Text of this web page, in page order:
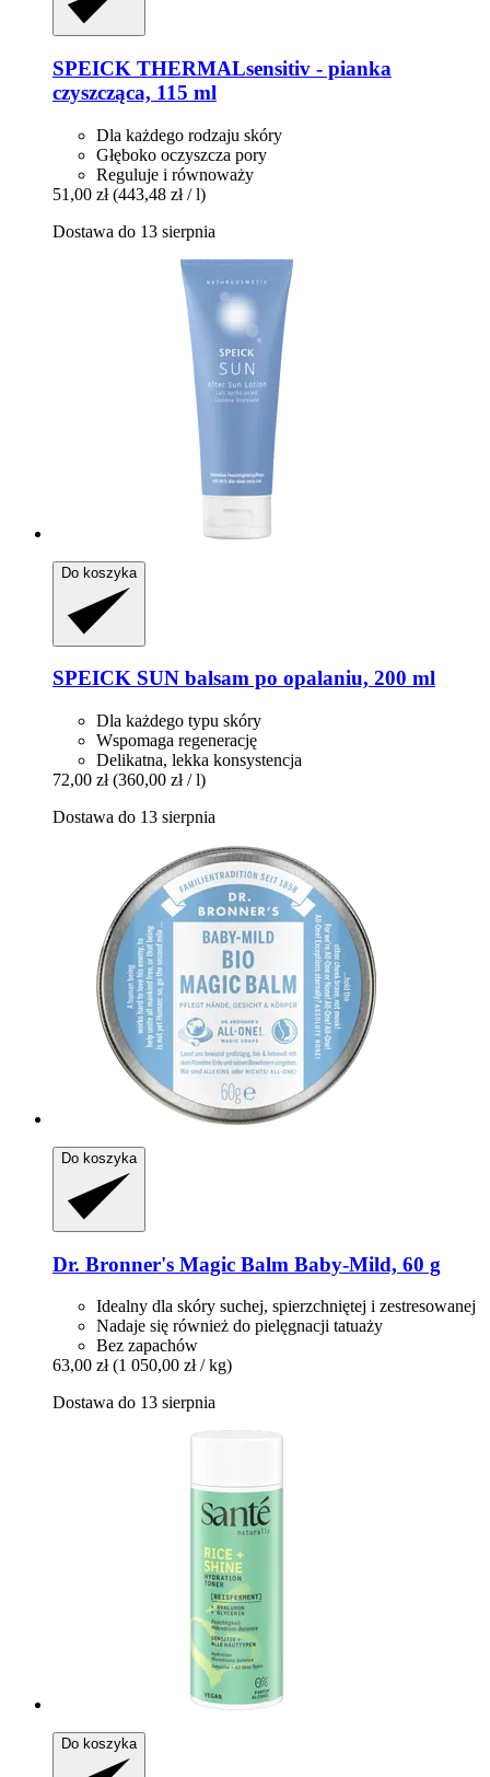
SPEICK THERMALsensitiv -​ pianka
czyszcząca, 115 ml
Dla każdego rodzaju skóry
Głęboko oczyszcza pory
Reguluje i równoważy
51,00 zł (443,48 zł / l)
Dostawa do 13 sierpnia
Do koszyka
SPEICK SUN balsam po opalaniu, 200 ml
Dla każdego typu skóry
Wspomaga regenerację
Delikatna, lekka konsystencja
72,00 zł (360,00 zł / l)
Dostawa do 13 sierpnia
Do koszyka
Dr. Bronner's Magic Balm Baby-​Mild, 60 g
Idealny dla skóry suchej, spierzchniętej i zestresowanej
Nadaje się również do pielęgnacji tatuaży
Bez zapachów
63,00 zł (1 050,00 zł / kg)
Dostawa do 13 sierpnia
Do koszyka